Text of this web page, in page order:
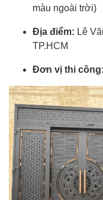
màu ngoài trời)
Địa điểm: Lê
TP.HCM
Đơn vị thi công: